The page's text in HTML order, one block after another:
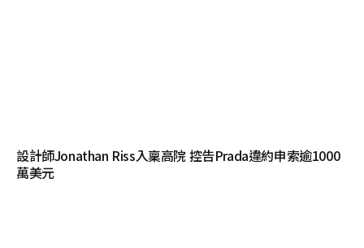
設計師Jonathan Riss入稟高院 控告Prada違約申索逾1000
萬美元